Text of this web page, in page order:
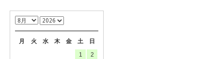
月 火 水 木 金 土 日
1
2